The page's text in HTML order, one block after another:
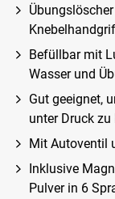
Befüllbar mit
Wasser und
Gut geeignet,
unter Druck zu
Mit Autoventil
Inklusive
Pulver in 6